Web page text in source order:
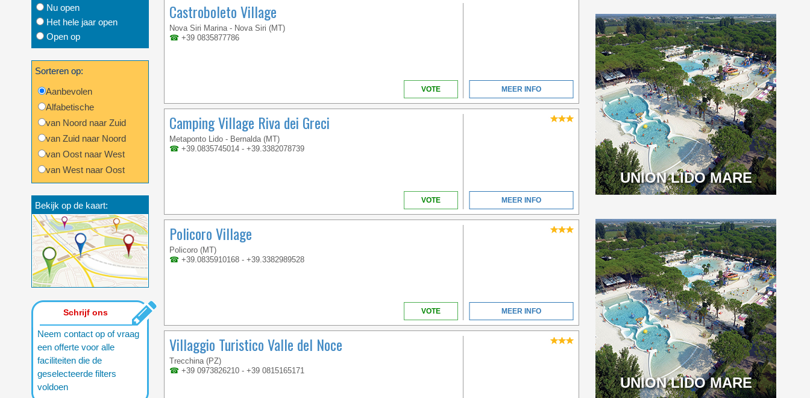
Nu open
Het hele jaar open
Open op
Sorteren op:
Aanbevolen
Alfabetische
van Noord naar Zuid
van Zuid naar Noord
van Oost naar West
van West naar Oost
Bekijk op de kaart:
Schrijf ons
Neem contact op of vraag
een offerte voor alle
faciliteiten die de
geselecteerde filters
voldoen
Castroboleto Village
Nova Siri Marina - Nova Siri (MT)
☎ +39 0835877786
VOTE MEER INFO
Camping Village Riva dei Greci
Metaponto Lido - Bernalda (MT)
☎ +39.0835745014 - +39.3382078739
VOTE MEER INFO
Policoro Village
Policoro (MT)
☎ +39.0835910168 - +39.3382989528
VOTE MEER INFO
Villaggio Turistico Valle del Noce
Trecchina (PZ)
☎ +39 0973826210 - +39 0815165171
UNION LIDO MARE
UNION LIDO MARE